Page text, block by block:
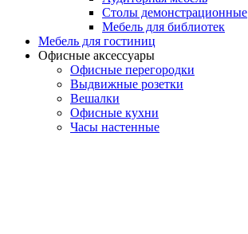
Столы демонстрационные
Мебель для библиотек
Мебель для гостиниц
Офисные аксессуары
Офисные перегородки
Выдвижные розетки
Вешалки
Офисные кухни
Часы настенные